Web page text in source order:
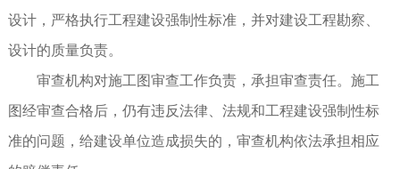
设计，严格执行工程建设强制性标准，并对建设工程勘察、
设计的质量负责。
审查机构对施工图审查工作负责，承担审查责任。施工
图经审查合格后，仍有违反法律、法规和工程建设强制性标
准的问题，给建设单位造成损失的，审查机构依法承担相应